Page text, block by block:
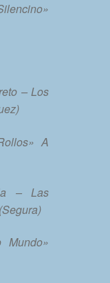
– Los
A
– Las